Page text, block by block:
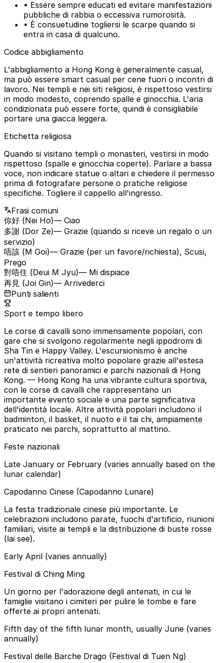
• Essere sempre educati ed evitare manifestazioni
pubbliche di rabbia o eccessiva rumorosità.
• È consuetudine togliersi le scarpe quando si
entra in casa di qualcuno.
Codice abbigliamento
L'abbigliamento a Hong Kong è generalmente casual,
ma può essere smart casual per cene fuori o incontri di
lavoro. Nei templi e nei siti religiosi, è rispettoso vestirsi
in modo modesto, coprendo spalle e ginocchia. L'aria
condizionata può essere forte, quindi è consigliabile
portare una giacca leggera.
Etichetta religiosa
Quando si visitano templi o monasteri, vestirsi in modo
rispettoso (spalle e ginocchia coperte). Parlare a bassa
voce, non indicare statue o altari e chiedere il permesso
prima di fotografare persone o pratiche religiose
specifiche. Togliere il cappello all'ingresso.
Frasi comuni
你好 (Nei Ho)— Ciao
多謝 (Dor Ze)— Grazie (quando si riceve un regalo o un
servizio)
唔該 (M Goi)— Grazie (per un favore/richiesta), Scusi,
Prego
對唔住 (Deui M Jyu)— Mi dispiace
再見 (Joi Gin)— Arrivederci
Punti salienti
Sport e tempo libero
Le corse di cavalli sono immensamente popolari, con
gare che si svolgono regolarmente negli ippodromi di
Sha Tin e Happy Valley. L'escursionismo è anche
un'attività ricreativa molto popolare grazie all'estesa
rete di sentieri panoramici e parchi nazionali di Hong
Kong. — Hong Kong ha una vibrante cultura sportiva,
con le corse di cavalli che rappresentano un
importante evento sociale e una parte significativa
dell'identità locale. Altre attività popolari includono il
badminton, il basket, il nuoto e il tai chi, ampiamente
praticato nei parchi, soprattutto al mattino.
Feste nazionali
Late January or February (varies annually based on the
lunar calendar)
Capodanno Cinese (Capodanno Lunare)
La festa tradizionale cinese più importante. Le
celebrazioni includono parate, fuochi d'artificio, riunioni
familiari, visite ai templi e la distribuzione di buste rosse
(lai see).
Early April (varies annually)
Festival di Ching Ming
Un giorno per l'adorazione degli antenati, in cui le
famiglie visitano i cimiteri per pulire le tombe e fare
offerte ai propri antenati.
Fifth day of the fifth lunar month, usually June (varies
annually)
Festival delle Barche Drago (Festival di Tuen Ng)